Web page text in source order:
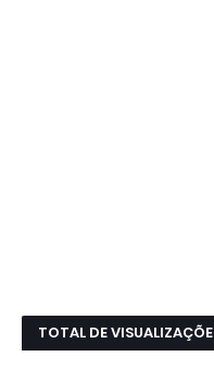
TOTAL DE